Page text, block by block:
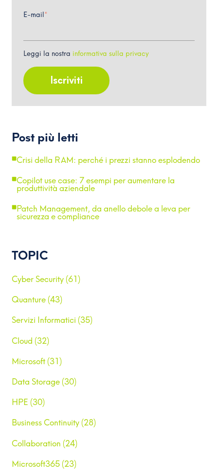
E-mail*
Leggi la nostra informativa sulla privacy
Post più letti
Crisi della RAM: perché i prezzi stanno esplodendo
Copilot use case: 7 esempi per aumentare la
produttività aziendale
Patch Management, da anello debole a leva per
sicurezza e compliance
TOPIC
Cyber Security (61)
Quanture (43)
Servizi Informatici (35)
Cloud (32)
Microsoft (31)
Data Storage (30)
HPE (30)
Business Continuity (28)
Collaboration (24)
Microsoft365 (23)